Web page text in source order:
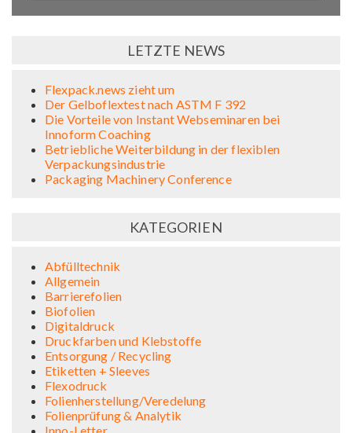
LETZTE NEWS
Flexpack.news zieht um
Der Gelboflextest nach ASTM F 392
Die Vorteile von Instant Webseminaren bei
Innoform Coaching
Betriebliche Weiterbildung in der flexiblen
Verpackungsindustrie
Packaging Machinery Conference
KATEGORIEN
Abfülltechnik
Allgemein
Barrierefolien
Biofolien
Digitaldruck
Druckfarben und Klebstoffe
Entsorgung / Recycling
Etiketten + Sleeves
Flexodruck
Folienherstellung/Veredelung
Folienprüfung & Analytik